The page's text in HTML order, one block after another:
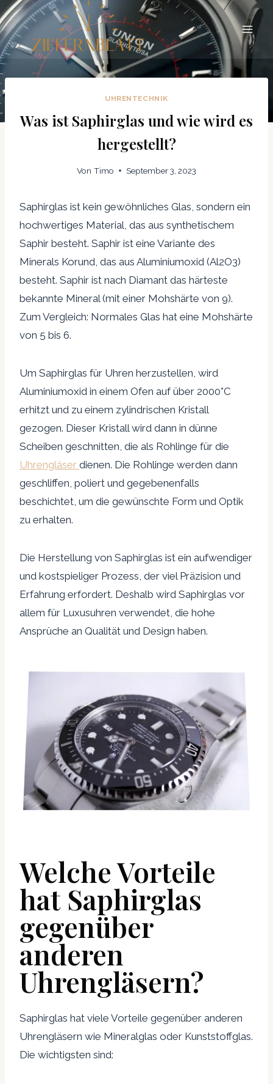
Zum
Inhalt
springen
UHRENTECHNIK
Was ist Saphirglas und wie wird es
hergestellt?
Von Timo September 3, 2023
Saphirglas ist kein gewöhnliches Glas, sondern ein
hochwertiges Material, das aus synthetischem
Saphir besteht. Saphir ist eine Variante des
Minerals Korund, das aus Aluminiumoxid (Al2O3)
besteht. Saphir ist nach Diamant das härteste
bekannte Mineral (mit einer Mohshärte von 9).
Zum Vergleich: Normales Glas hat eine Mohshärte
von 5 bis 6.
Um Saphirglas für Uhren herzustellen, wird
Aluminiumoxid in einem Ofen auf über 2000°C
erhitzt und zu einem zylindrischen Kristall
gezogen. Dieser Kristall wird dann in dünne
Scheiben geschnitten, die als Rohlinge für die
Uhrengläser dienen. Die Rohlinge werden dann
geschliffen, poliert und gegebenenfalls
beschichtet, um die gewünschte Form und Optik
zu erhalten.
Die Herstellung von Saphirglas ist ein aufwendiger
und kostspieliger Prozess, der viel Präzision und
Erfahrung erfordert. Deshalb wird Saphirglas vor
allem für Luxusuhren verwendet, die hohe
Ansprüche an Qualität und Design haben.
Welche Vorteile
hat Saphirglas
gegenüber
anderen
Uhrengläsern?
Saphirglas hat viele Vorteile gegenüber anderen
Uhrengläsern wie Mineralglas oder Kunststoffglas.
Die wichtigsten sind: